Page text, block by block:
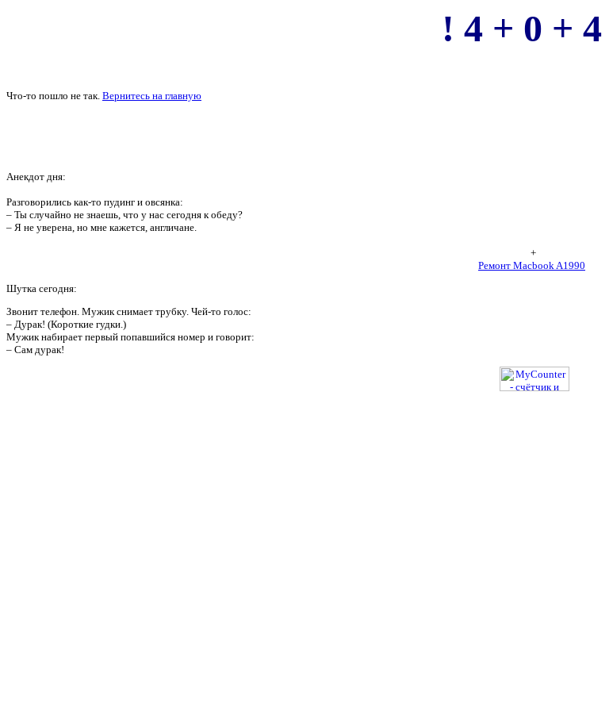
! 4 + 0 + 4
Что-то пошло не так. Вернитесь на главную
Анекдот дня:
Разговорились как-то пудинг и овсянка:
– Ты случайно не знаешь, что у нас сегодня к обеду?
– Я не уверена, но мне кажется, англичане.
+
Ремонт Macbook A1990
Шутка сегодня:
Звонит телефон. Мужик снимает трубку. Чей-то голос:
– Дурак! (Короткие гудки.)
Мужик набирает первый попавшийся номер и говорит:
– Сам дурак!